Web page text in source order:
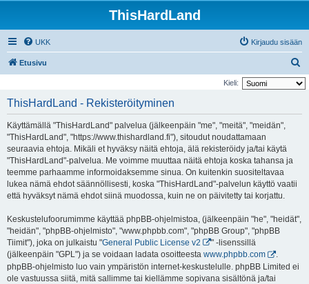
ThisHardLand
UKK Kirjaudu sisään
Etusivu
t
Kieli:
ThisHardLand - Rekisteröityminen
Käyttämällä "ThisHardLand" palvelua (jälkeenpäin "me", "meitä", "meidän",
"ThisHardLand", "https://www.thishardland.fi"), sitoudut noudattamaan
seuraavia ehtoja. Mikäli et hyväksy näitä ehtoja, älä rekisteröidy ja/tai käytä
"ThisHardLand"-palvelua. Me voimme muuttaa näitä ehtoja koska tahansa ja
teemme parhaamme informoidaksemme sinua. On kuitenkin suositeltavaa
lukea nämä ehdot säännöllisesti, koska "ThisHardLand"-palvelun käyttö vaatii
että hyväksyt nämä ehdot siinä muodossa, kuin ne on päivitetty tai korjattu.
Keskustelufoorumimme käyttää phpBB-ohjelmistoa, (jälkeenpäin "he", "heidät",
"heidän", "phpBB-ohjelmisto", "www.phpbb.com", "phpBB Group", "phpBB
Tiimit"), joka on julkaistu "General Public License v2
" -lisenssillä
(jälkeenpäin "GPL") ja se voidaan ladata osoitteesta www.phpbb.com
.
phpBB-ohjelmisto luo vain ympäristön internet-keskustelulle. phpBB Limited ei
ole vastuussa siitä, mitä sallimme tai kiellämme sopivana sisältönä ja/tai